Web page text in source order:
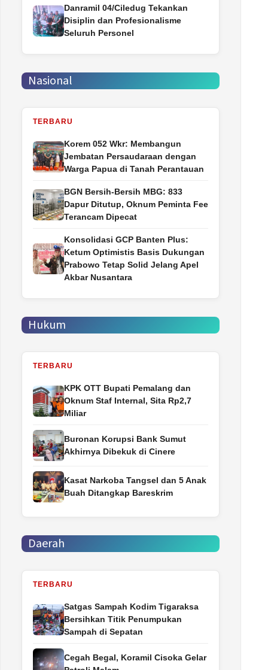
Danramil 04/Ciledug Tekankan
Disiplin dan Profesionalisme
Seluruh Personel
Nasional
TERBARU
Korem 052 Wkr: Membangun
Jembatan Persaudaraan dengan
Warga Papua di Tanah Perantauan
BGN Bersih-Bersih MBG: 833
Dapur Ditutup, Oknum Peminta Fee
Terancam Dipecat
Konsolidasi GCP Banten Plus:
Ketum Optimistis Basis Dukungan
Prabowo Tetap Solid Jelang Apel
Akbar Nusantara
Hukum
TERBARU
‎KPK OTT Bupati Pemalang dan
Oknum Staf Internal, Sita Rp2,7
Miliar
Buronan Korupsi Bank Sumut
Akhirnya Dibekuk di Cinere
Kasat Narkoba Tangsel dan 5 Anak
Buah Ditangkap Bareskrim
Daerah
TERBARU
Satgas Sampah Kodim Tigaraksa
Bersihkan Titik Penumpukan
Sampah di Sepatan
Cegah Begal, Koramil Cisoka Gelar